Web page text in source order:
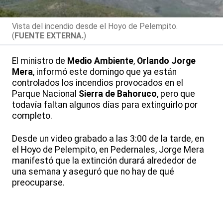
Vista del incendio desde el Hoyo de Pelempito.
(FUENTE EXTERNA.)
El ministro de Medio Ambiente, Orlando Jorge
Mera, informó este domingo que ya están
controlados los incendios provocados en el
Parque Nacional Sierra de Bahoruco, pero que
todavía faltan algunos días para extinguirlo por
completo.
Desde un video grabado a las 3:00 de la tarde, en
el Hoyo de Pelempito, en Pedernales, Jorge Mera
manifestó que la extinción durará alrededor de
una semana y aseguró que no hay de qué
preocuparse.